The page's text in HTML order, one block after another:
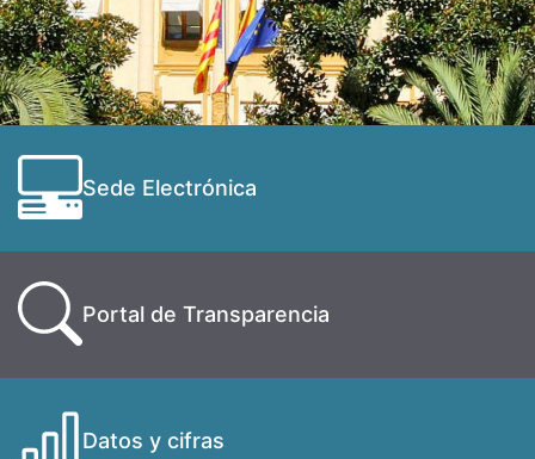
Sede Electrónica
Portal de Transparencia
Datos y cifras